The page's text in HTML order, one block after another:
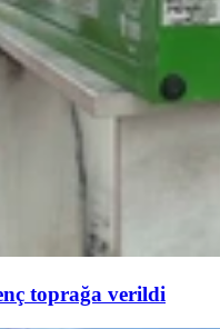
toprağa verildi